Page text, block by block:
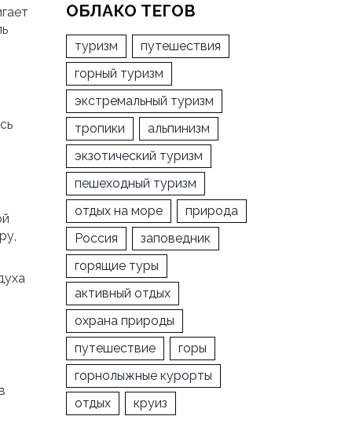
ОБЛАКО ТЕГОВ
туризм
путешествия
горный туризм
экстремальный туризм
тропики
альпинизм
экзотический туризм
пешеходный туризм
отдых на море
природа
Россия
заповедник
горящие туры
активный отдых
охрана природы
путешествие
горы
горнолыжные курорты
отдых
круиз